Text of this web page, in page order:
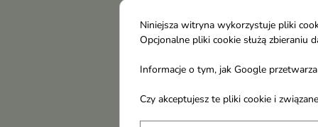
Niniejsza witryna wykorzystuje pliki
Opcjonalne pliki cookie służą
Informacje o tym, jak Google
Czy akceptujesz te pliki cookie i